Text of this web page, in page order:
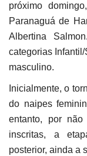
próximo
Paranaguá de
Albertina
categorias
masculino.
Inicialmente, o
do naipes
entanto, por
inscritas, a
posterior, ainda a